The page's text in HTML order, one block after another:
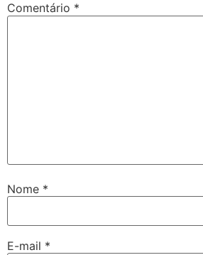
Comentário *
Nome *
E-mail *